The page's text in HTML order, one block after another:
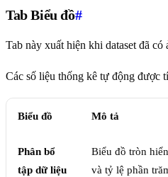
Tab Biểu đồ#
Tab này xuất hiện khi dataset đã có
Các số liệu thống kê tự động được
Biểu đồ Mô tả
Phân bổ
tập dữ liệu
Biểu đồ tròn
và tỷ lệ phần